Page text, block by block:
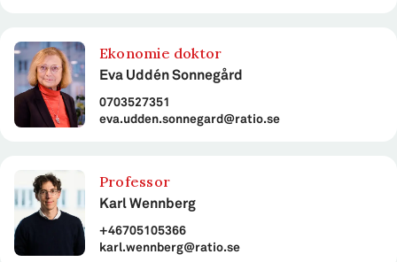
Ekonomie doktor
Eva Uddén Sonnegård
0703527351
eva.udden.sonnegard@ratio.se
Professor
Karl Wennberg
+46705105366
karl.wennberg@ratio.se